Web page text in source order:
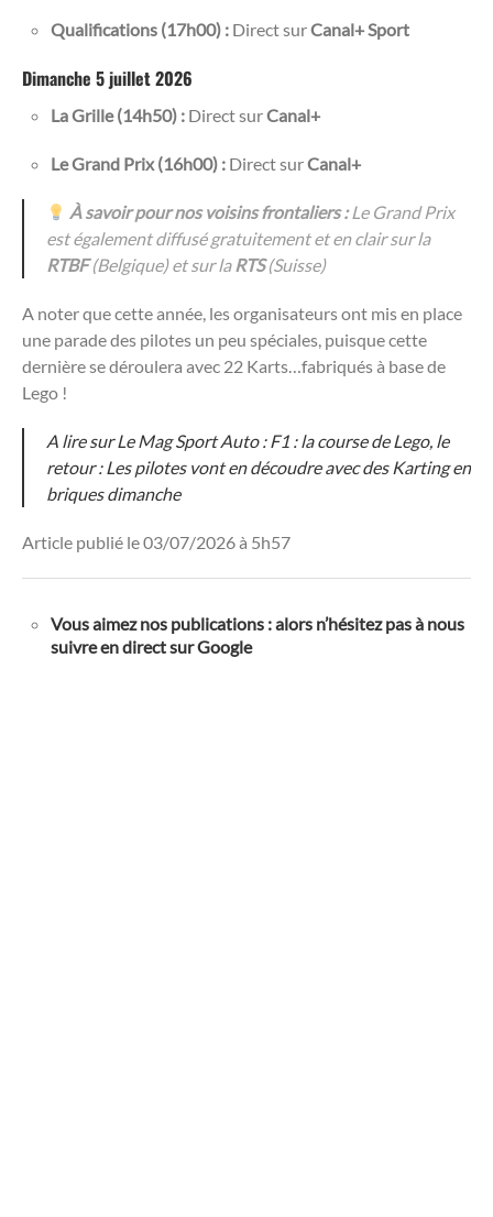
Qualifications (17h00) : Direct surCanal+ Sport
Dimanche 5 juillet 2026
La Grille (14h50) : Direct surCanal+
Le Grand Prix (16h00) : Direct surCanal+
À savoir pour nos voisins frontaliers :Le Grand Prix
est également diffusé gratuitement et en clair sur la
RTBF(Belgique) et sur la RTS(Suisse)
A noter que cette année, les organisateurs ont mis en place
une parade des pilotes un peu spéciales, puisque cette
dernière se déroulera avec 22 Karts…fabriqués à base de
Lego !
A lire sur Le Mag Sport Auto : F1 : la course de Lego, le
retour : Les pilotes vont en découdre avec des Karting en
briques dimanche
Article publié le 03/07/2026 à 5h57
Vous aimez nos publications : alors n’hésitez pas à nous
suivre en direct sur Google